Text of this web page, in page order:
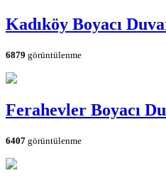
Kadıköy Boyacı
6879 görüntülenme
Ferahevler Boyacı
6407 görüntülenme